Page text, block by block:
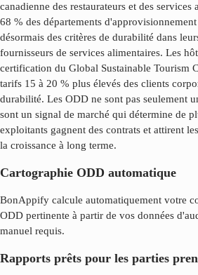
canadienne des restaurateurs et des services
68 % des départements
désormais des critères de durabilité dans
fournisseurs de services alimentaires. Les
certification du Global Sustainable Tourism
tarifs 15 à 20 % plus élevés des clients
durabilité. Les ODD ne sont pas seulement
sont un signal de marché qui détermine de
exploitants gagnent des contrats et attirent
la croissance à long terme.
Cartographie ODD automatique
BonAppify calcule automatiquement votre
ODD pertinente à partir de vos données
manuel requis.
Rapports prêts pour les parties